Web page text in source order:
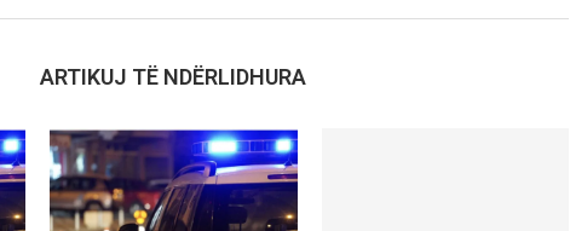
ARTIKUJ TË NDËRLIDHURA